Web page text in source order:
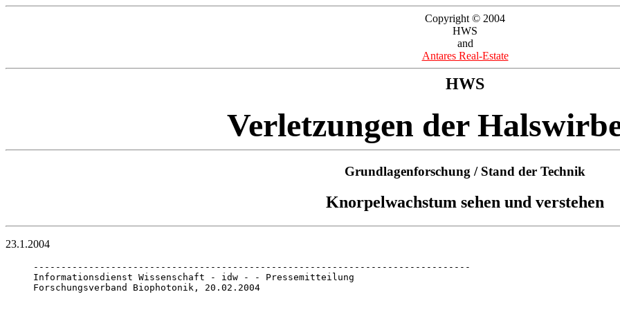
Copyright © 2004
HWS
and
Antares Real-Estate
HWS
Verletzungen der
Grundlagenforschung / Stand der Technik
Knorpelwachstum sehen und verstehen
23.1.2004
-------------------------------------------------------------------------------
Informationsdienst Wissenschaft - idw - - Pressemitteilung
Forschungsverband Biophotonik, 20.02.2004